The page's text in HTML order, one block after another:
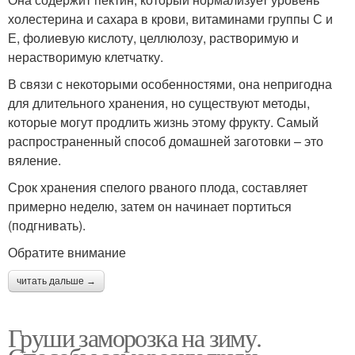
холестерина и сахара в крови, витаминами группы С и
Е, фолиевую кислоту, целлюлозу, растворимую и
нерастворимую клетчатку.
В связи с некоторыми особенностями, она непригодна
для длительного хранения, но существуют методы,
которые могут продлить жизнь этому фрукту. Самый
распространенный способ домашней заготовки – это
вяление.
Срок хранения спелого рваного плода, составляет
примерно неделю, затем он начинает портиться
(подгнивать).
Обратите внимание
читать дальше →
Груши заморозка на зиму.